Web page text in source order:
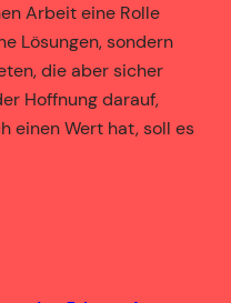
Arbeit eine Rolle
Lösungen, sondern
die aber sicher
Hoffnung darauf,
einen Wert hat, soll es